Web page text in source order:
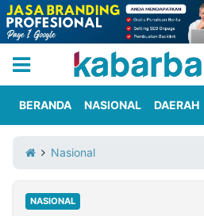
Iklan
Berita
Kami
BERANDA NASIONAL DAERAH
Nasional
NASIONAL